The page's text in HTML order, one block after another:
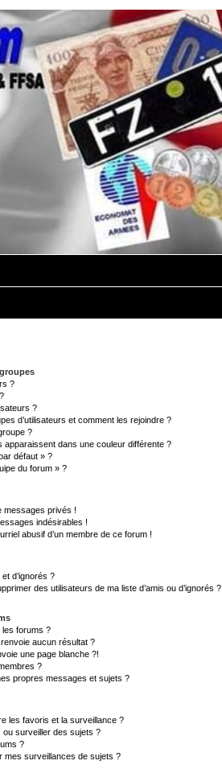
?
?
d’utilisateurs et comment les rejoindre ?
?
apparaissent dans une couleur différente ?
défaut » ?
du forum » ?
messages privés !
indésirables !
abusif d’un membre de ce forum !
d’ignorés ?
des utilisateurs de ma liste d’amis ou d’ignorés ?
forums ?
aucun résultat ?
une page blanche ?!
?
propres messages et sujets ?
les favoris et la surveillance ?
surveiller des sujets ?
?
mes surveillances de sujets ?